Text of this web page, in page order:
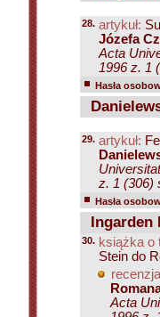
28. artykuł:
Józefa
Acta
1996 z. 1
Hasła
29. artykuł:
z. 1 (306)
Hasła
Ingarden
30. książka o
Stein do
Acta